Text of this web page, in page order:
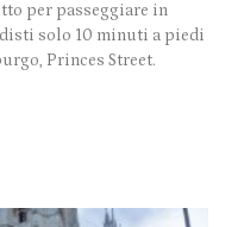
per passeggiare in
solo 10 minuti a piedi
Princes Street.